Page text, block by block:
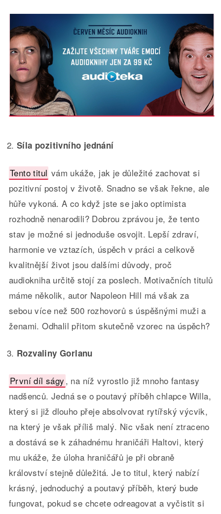
Síla pozitivního jednání
Tento titul vám ukáže, jak je důležité zachovat si
pozitivní postoj v životě. Snadno se však řekne, ale
hůře vykoná. A co když jste se jako optimista
rozhodně nenarodili? Dobrou zprávou je, že tento
stav je možné si jednoduše osvojit. Lepší zdraví,
harmonie ve vztazích, úspěch v práci a celkově
kvalitnější život jsou dalšími důvody, proč
audiokniha určitě stojí za poslech. Motivačních titulů
máme několik, autor Napoleon Hill má však za
sebou více než 500 rozhovorů s úspěšnými muži a
ženami. Odhalil přitom skutečně vzorec na úspěch?
Rozvaliny Gorlanu
První díl ságy , na níž vyrostlo již mnoho fantasy
nadšenců. Jedná se o poutavý příběh chlapce Willa,
který si již dlouho přeje absolvovat rytířský výcvik,
na který je však příliš malý. Nic však není ztraceno
a dostává se k záhadnému hraničáři Haltovi, který
mu ukáže, že úloha hraničářů je při obraně
království stejně důležitá. Je to titul, který nabízí
krásný, jednoduchý a poutavý příběh, který bude
fungovat, pokud se chcete odreagovat a vyčistit si